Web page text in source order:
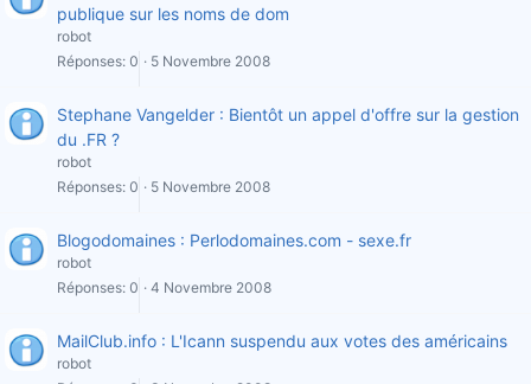
publique sur les noms de dom
robot
Réponses 0 5 Novembre 2008
Stephane Vangelder : Bientôt un appel d'offre sur la gestion
du .FR ?
robot
Réponses 0 5 Novembre 2008
Blogodomaines : Perlodomaines.com - sexe.fr
robot
Réponses 0 4 Novembre 2008
MailClub.info : L'Icann suspendu aux votes des américains
robot